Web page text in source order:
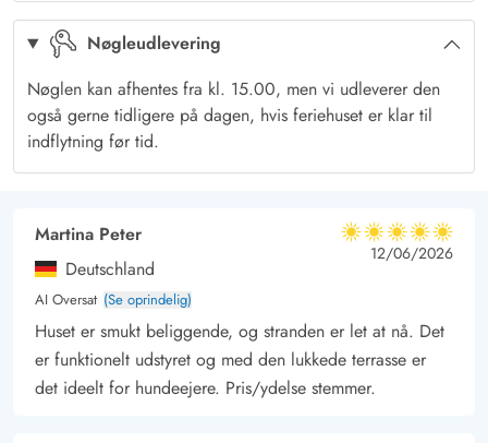
Vesterhavet. Her kan I brænde energi af og nyde den salte
luft.
Haurvig
Baunebjergvej ligger i feriehusområdet Haurvig, syd for
havnebyen Hvide Sande. Her er masser af spændende
aktiviteter at byde på for hele familien, uanset hvornår på
udvalg af restauranter, caféer og butikker i samspil med det
charmerende havnemiljø.
Nøgleudlevering
Nøglen kan afhentes fra kl. 15.00, men vi udleverer den
også gerne tidligere på dagen, hvis feriehuset er klar til
indflytning før tid.
Martina Peter
Deutschland
AI Oversat (Se oprindelig)
5 ud af 5
5 ud af 5
5 out of 5
12/06/2026
Huset er smukt beliggende, og stranden er let at nå. Det
er funktionelt udstyret og med den lukkede terrasse er
det ideelt for hundeejere. Pris/ydelse stemmer.